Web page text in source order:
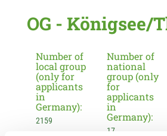
OG - Königsee/
Number of
local group
(only for
applicants
in
Germany):
2159
Number of
national
group (only
for
applicants
in
Germany):
17